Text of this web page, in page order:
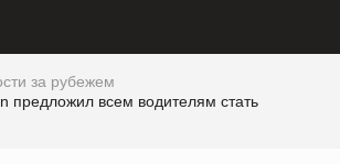
за рубежем
предложил всем водителям стать